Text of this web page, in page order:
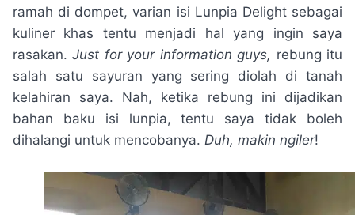
ramah di dompet, varian isi Lunpia Delight sebagai
kuliner khas tentu menjadi hal yang ingin saya
rasakan.Just for your information guys, rebung itu
salah satu sayuran yang sering diolah di tanah
kelahiran saya. Nah, ketika rebung ini dijadikan
bahan baku isi lunpia, tentu saya tidak boleh
dihalangi untuk mencobanya. Duh, makin ngiler!